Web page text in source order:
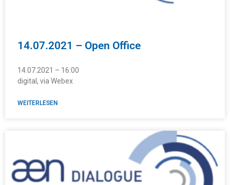
14.07.2021 – Open Office
14.07.2021 – 16:00
digital, via Webex
WEITERLESEN